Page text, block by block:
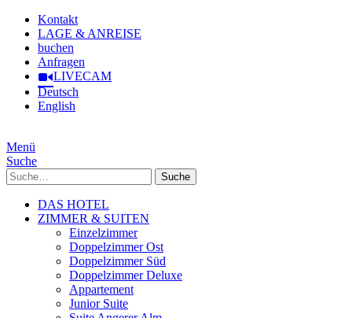
Kontakt
LAGE & ANREISE
buchen
Anfragen
LIVECAM
Deutsch
English
Menü
Suche
Suche
DAS HOTEL
ZIMMER & SUITEN
Einzelzimmer
Doppelzimmer Ost
Doppelzimmer Süd
Doppelzimmer Deluxe
Appartement
Junior Suite